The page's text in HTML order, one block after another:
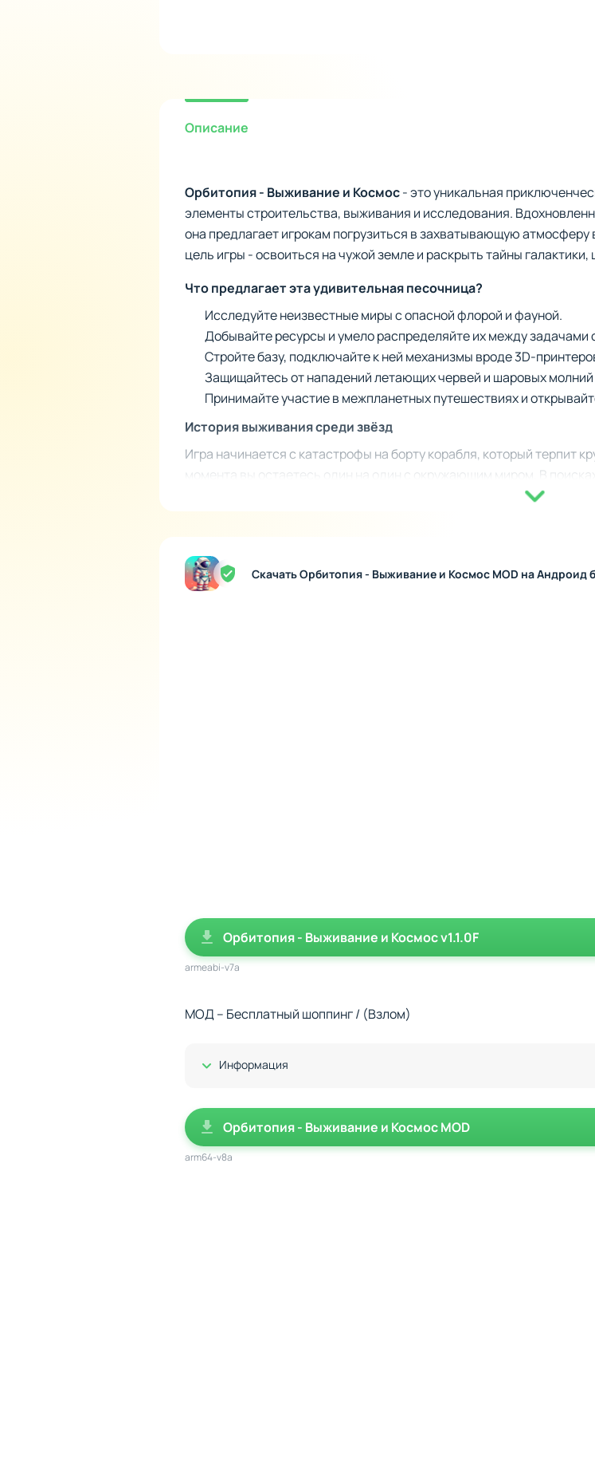
Описание
Орбитопия - Выживание и Космос- это уникальная
элементы строительства, выживания и исследования.
она предлагает игрокам погрузиться в захватывающую
цель игры - освоиться на чужой земле и раскрыть тайны
Что предлагает эта удивительная песочница?
Исследуйте неизвестные миры с опасной флорой и фауной.
Добывайте ресурсы и умело распределяйте их между задачами
Стройте базу, подключайте к ней механизмы вроде 3D-
Защищайтесь от нападений летающих червей и шаровых
Принимайте участие в межпланетных путешествиях и
История выживания среди звёзд
Игра начинается с катастрофы на борту корабля, который терпит
момента вы остаетесь один на один с окружающим миром. В
древних цивилизаций, изучает аномалии и создает уникальные
Система прогресса в Орбитопии основана на постепенном
Скачать Орбитопия - Выживание и Космос MOD на Андроид
Орбитопия - Выживание и Космос v1.1.0F
armeabi-v7a
МОД – Бесплатный шоппинг / (Взлом)
Показать/Скрыть
Информация
Орбитопия - Выживание и Космос MOD
arm64-v8a